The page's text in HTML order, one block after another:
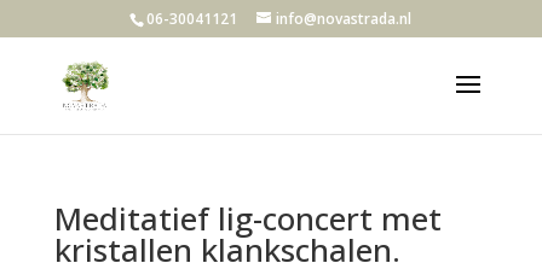
06-30041121 info@novastrada.nl
Meditatief lig-concert met
kristallen klankschalen.